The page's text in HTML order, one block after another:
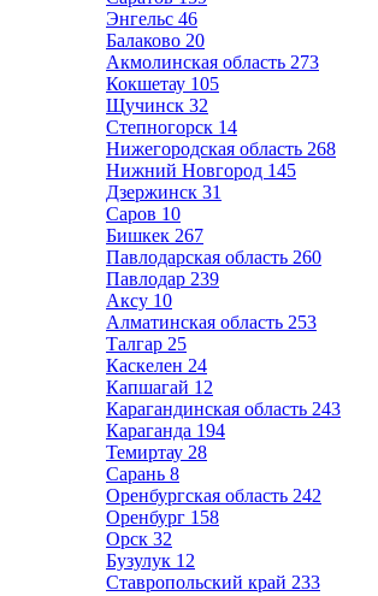
Энгельс 46
Балаково 20
Акмолинская область 273
Кокшетау 105
Щучинск 32
Степногорск 14
Нижегородская область 268
Нижний Новгород 145
Дзержинск 31
Саров 10
Бишкек 267
Павлодарская область 260
Павлодар 239
Аксу 10
Алматинская область 253
Талгар 25
Каскелен 24
Капшагай 12
Карагандинская область 243
Караганда 194
Темиртау 28
Сарань 8
Оренбургская область 242
Оренбург 158
Орск 32
Бузулук 12
Ставропольский край 233